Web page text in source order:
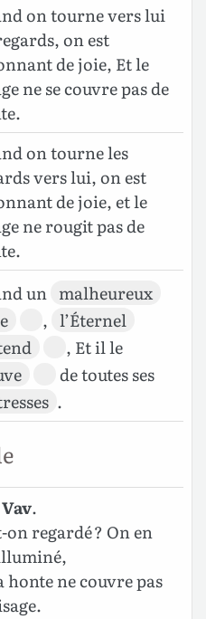
on tourne vers lui
on est
de joie, Et le
ne se couvre pas de
on tourne les
vers lui, on est
de joie, et le
ne rougit pas de
un malheureux
, l’Éternel
, Et il le
de toutes ses
.
.
on regardé ? On en
honte ne couvre pas